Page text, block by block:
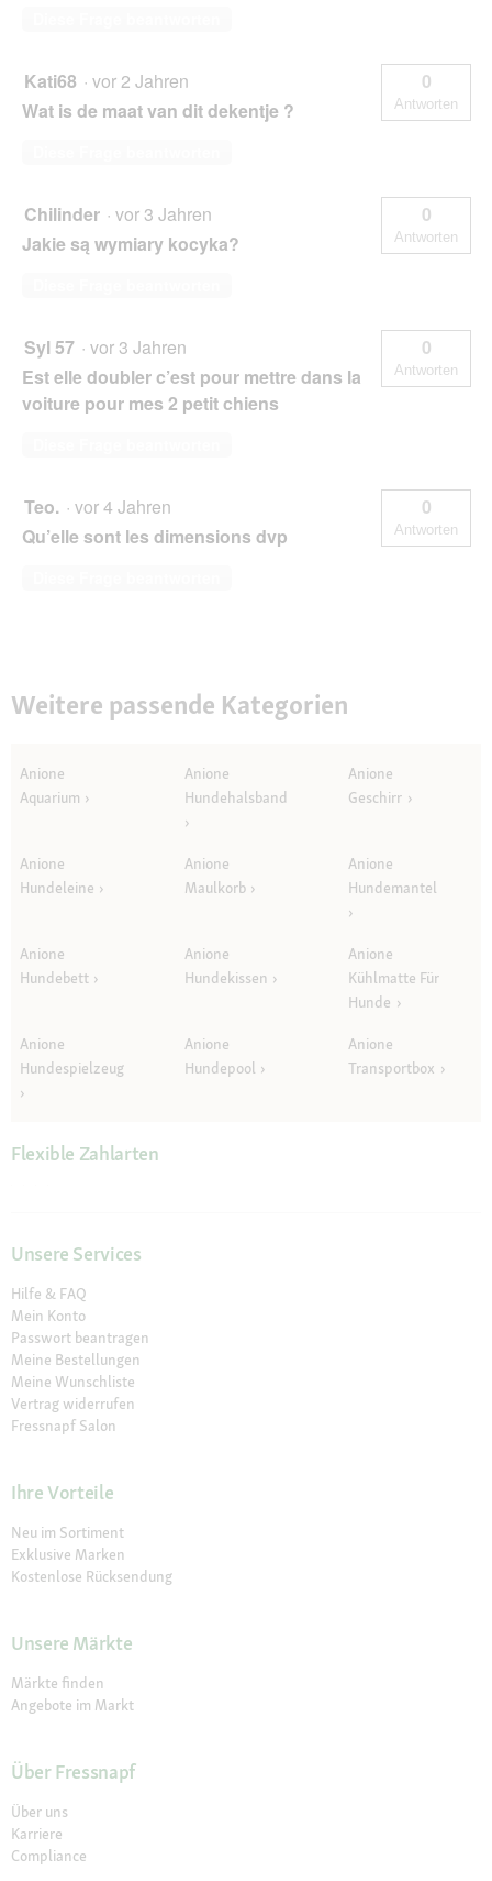
Kati68 · vor 2 Jahren
Wat is de maat van dit dekentje ?
0
Antworten
Chilinder · vor 3 Jahren
Jakie są wymiary kocyka?
0
Antworten
Syl 57 · vor 3 Jahren
Est elle doubler c’est pour mettre dans la
voiture pour mes 2 petit chiens
0
Antworten
Teo. · vor 4 Jahren
Qu’elle sont les dimensions dvp
0
Antworten
Weitere passende Kategorien
Anione
Aquarium
Anione
Hundehalsband
Anione
Geschirr
Anione
Hundeleine
Anione
Maulkorb
Anione
Hundemantel
Anione
Hundebett
Anione
Hundekissen
Anione
Kühlmatte Für
Hunde
Anione
Hundespielzeug
Anione
Hundepool
Anione
Transportbox
Flexible Zahlarten
Unsere Services
Hilfe & FAQ
Mein Konto
Passwort beantragen
Meine Bestellungen
Meine Wunschliste
Vertrag widerrufen
Fressnapf Salon
Ihre Vorteile
Neu im Sortiment
Exklusive Marken
Kostenlose Rücksendung
Unsere Märkte
Märkte finden
Angebote im Markt
Über Fressnapf
Über uns
Karriere
Compliance